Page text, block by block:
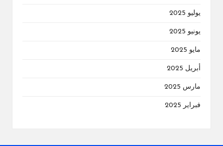
يوليو 2025
يونيو 2025
مايو 2025
أبريل 2025
مارس 2025
فبراير 2025